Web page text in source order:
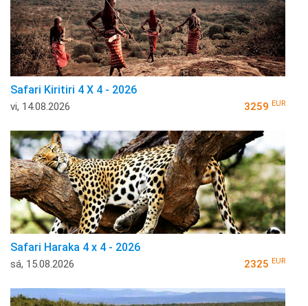
Safari Kiritiri 4 X 4 - 2026
vi, 14.08.2026 3259 EUR
Safari Haraka 4 x 4 - 2026
sá, 15.08.2026 2325 EUR